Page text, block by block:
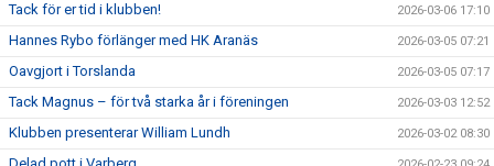
Tack för er tid i klubben! 2026-03-06 17:10
Hannes Rybo förlänger med HK Aranäs 2026-03-05 07:21
Oavgjort i Torslanda 2026-03-05 07:17
Tack Magnus – för två starka år i föreningen 2026-03-03 12:52
Klubben presenterar William Lundh 2026-03-02 08:30